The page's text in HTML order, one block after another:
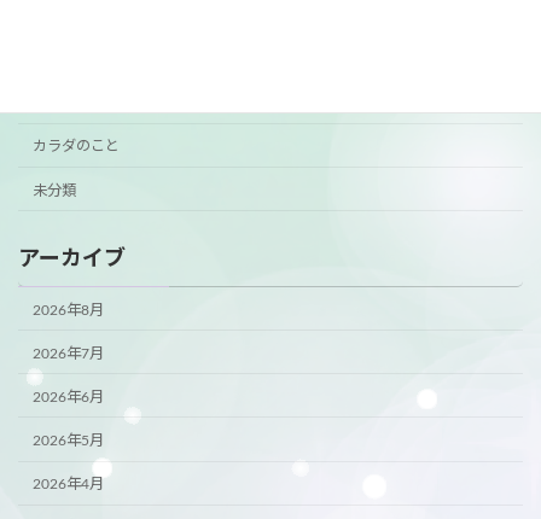
カラダのこと
未分類
アーカイブ
2026年8月
2026年7月
2026年6月
2026年5月
2026年4月